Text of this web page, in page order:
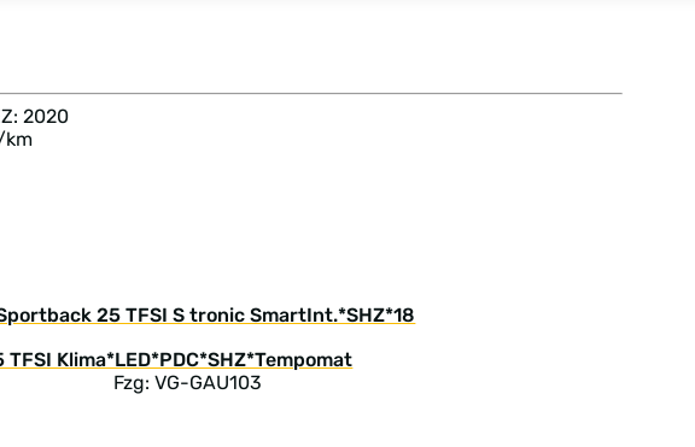
2020
km
25 TFSI S tronic SmartInt.*SHZ*18
Fzg: VG-GAU103